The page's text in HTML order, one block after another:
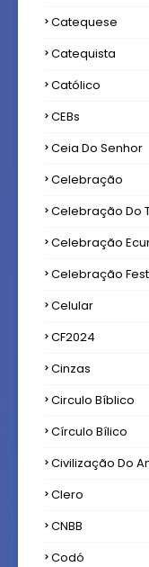
Catequese
Catequista
Católico
CEBs
Ceia Do Senhor
Celebração
Celebração Do
Celebração
Celebração
Celular
CF2024
Cinzas
Circulo Bíblico
Círculo Bílico
Civilização Do
Clero
CNBB
Codó